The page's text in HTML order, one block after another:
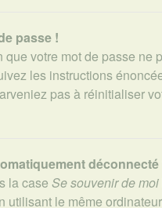
passe !
que votre mot de passe
les instructions
pas à réinitialiser
déconnecté
la case Se souvenir de moi
utilisant le même